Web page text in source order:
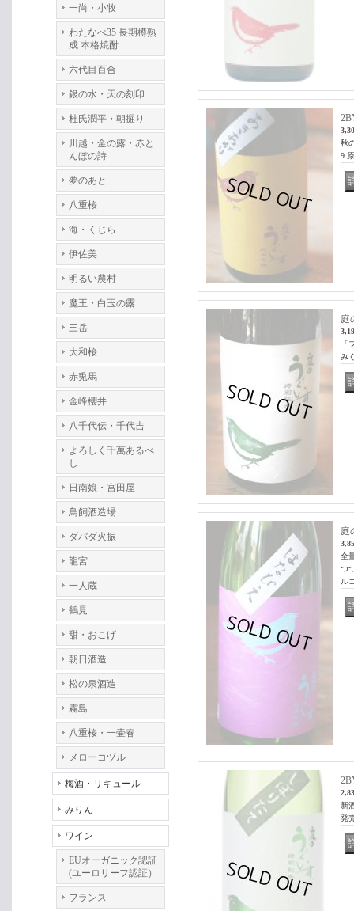
一尚・小牧
わたなべ35 長期樽熟
成 本格焼酎
六代目百合
銀の水・天の刻印
杜氏潤平・朝掘り
川越・金の露・赤と
んぼの詩
夢のあと
八重桜
海・くじら
伊佐美
明るい農村
魔王・白玉の露
三岳
大和桜
赤兎馬
金峰櫻井
八千代伝・千代吉
よろしく千萬あるべ
し
日南娘・宮田屋
鳥飼酒造場
ダバダ火振
龍宮
一人蔵
鶴見
甜・おこげ
朝日酒造
松の泉酒造
霧島
八重桜・一壷春
メローコヅル
梅酒・リキュール
みりん
ワイン
EUオーガニック認証
(ユーロリーフ認証）
フランス
秋
9
庭
「
み
庭
全
つ
ル
新
発